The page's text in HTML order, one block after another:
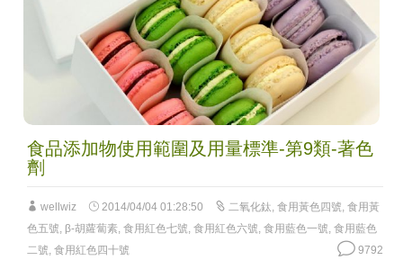
食品添加物使用範圍及用量標準-第9類-著色
劑
wellwiz 2014/04/04 01:28:50 二氧化鈦 食用黃色四號 食用黃
色五號 β-胡蘿蔔素, 食用紅色七號 食用紅色六號 食用藍色一號 食用藍色
二號 食用紅色四十號 9792